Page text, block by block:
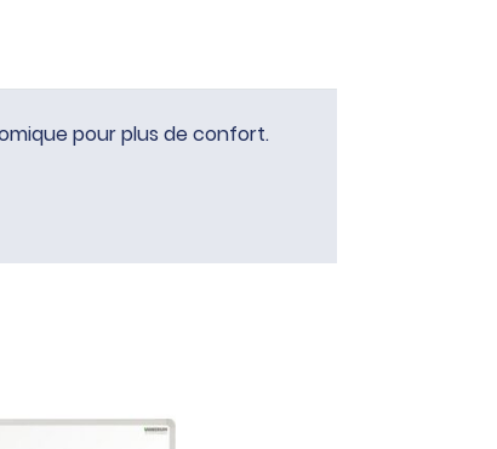
pour plus de confort.